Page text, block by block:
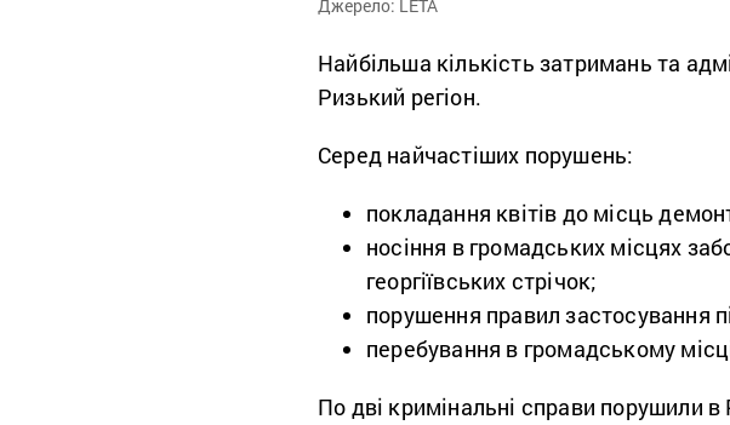
Джерело: LETA
Найбільша кількість затримань та
Ризький регіон.
Серед найчастіших порушень:
покладання квітів до місць
носіння в громадських місцях
георгіївських стрічок;
порушення правил застосування
перебування в громадському
По дві кримінальні справи порушили в